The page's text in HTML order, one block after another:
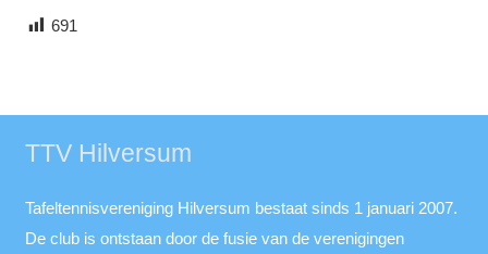
691
TTV Hilversum
Tafeltennisvereniging Hilversum bestaat sinds 1 januari 2007.
De club is ontstaan door de fusie van de verenigingen